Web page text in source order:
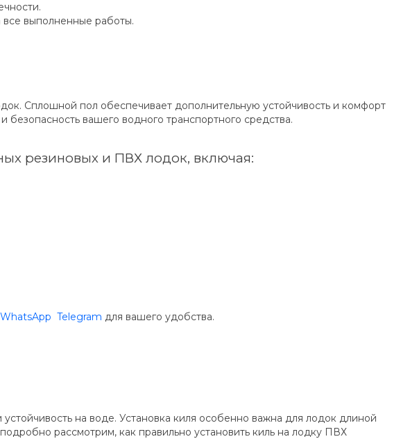
выполненные работы.
Сплошной пол обеспечивает дополнительную устойчивость и комфорт
вашего водного транспортного средства.
резиновых и ПВХ лодок, включая:
WhatsApp Telegram для вашего удобства.
на воде. Установка киля особенно важна для лодок длиной
рассмотрим, как правильно установить киль на лодку ПВХ